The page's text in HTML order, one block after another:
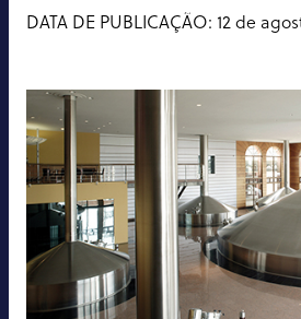
DATA DE PUBLICAÇÃO: 12 de